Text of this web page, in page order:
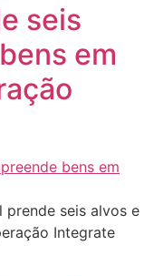
seis
em
prende seis alvos e
Integrate